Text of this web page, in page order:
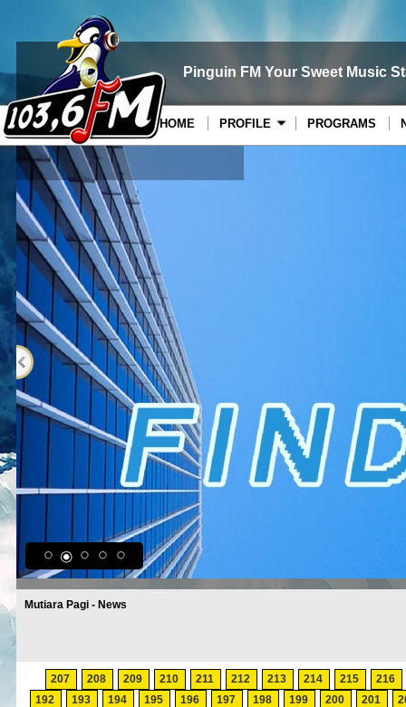
Pinguin FM Your Sweet Music
PROGRAMS
PROFILE
HOME
Mutiara Pagi - News
216
215
214
213
212
211
210
209
208
207
201
200
199
198
197
196
195
194
193
192